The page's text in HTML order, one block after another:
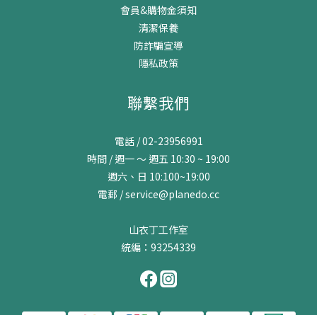
會員&購物金須知
清潔保養
防詐騙宣導
隱私政策
聯繫我們
電話 / 02-23956991
時間 / 週一 ～ 週五 10:30 ~ 19:00
週六、日 10:100~19:00
電郵 / service@planedo.cc
山衣丁工作室
統編：93254339